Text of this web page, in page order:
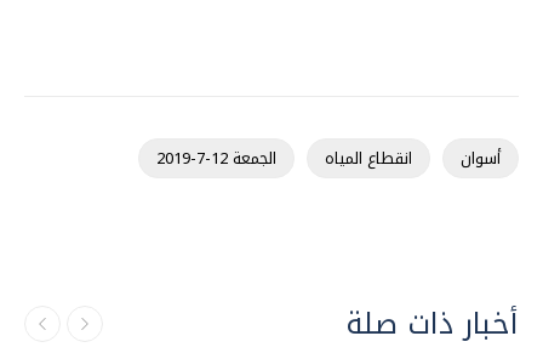
أسوان انقطاع المياه الجمعة 12-7-2019
أخبار ذات صلة